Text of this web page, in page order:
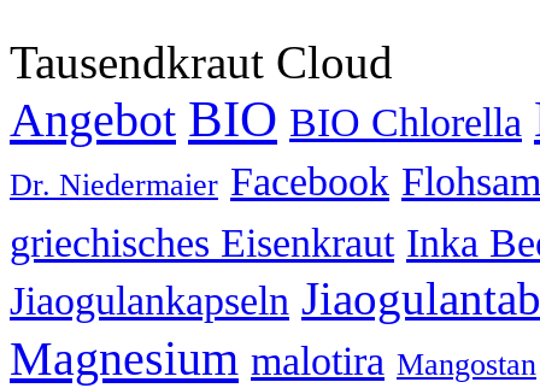
Tausendkraut Cloud
Angebot BIO BIO Chlorella
Dr. Niedermaier Facebook
griechisches Eisenkraut Inka
Jiaogulankapseln
Magnesium malotira Mangostan